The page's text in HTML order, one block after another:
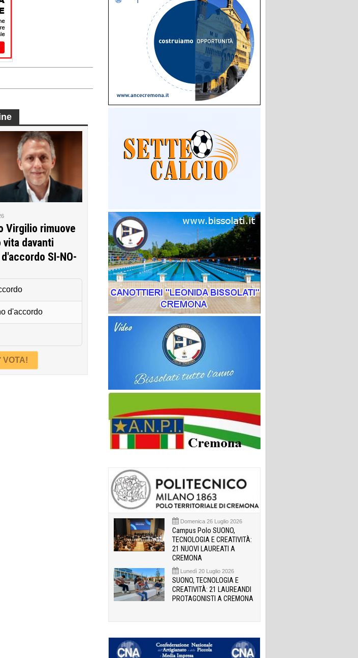
Virgilio rimuove
davanti
SI-NO-
d'accordo
VOTA!
Domenica 26 Luglio 2026
Campus Polo SUONO,
TECNOLOGIA E CREATIVITÀ:
21 NUOVI LAUREATI A
CREMONA
Lunedì 20 Luglio 2026
SUONO, TECNOLOGIA E
CREATIVITÀ: 21 LAUREANDI
PROTAGONISTI A CREMONA